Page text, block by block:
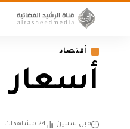
أقتصاد
أسعار
قبل سنتين 24 مشاهدات